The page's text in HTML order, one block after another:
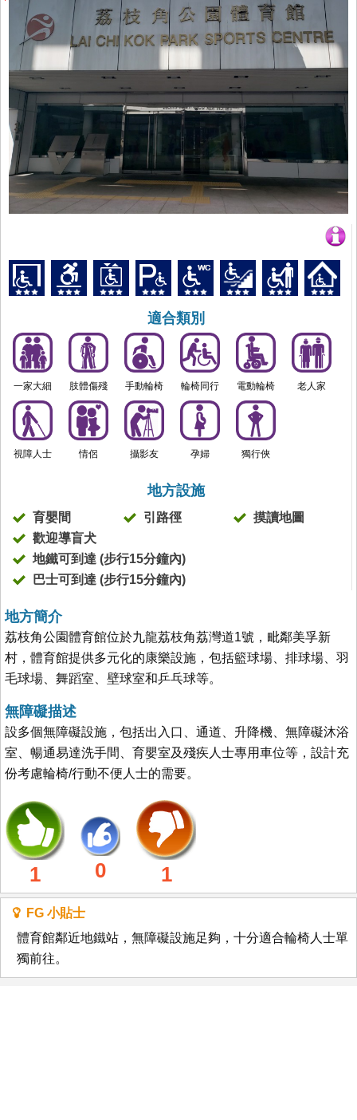
適合類別
一家大細 肢體傷殘 手動輪椅 輪椅同行 電動輪椅 老人家
視障人士 情侶 攝影友 孕婦 獨行俠
地方設施
育嬰間 引路徑
摸讀地圖
歡迎導盲犬
地鐵可到達 (步行15分鐘內)
巴士可到達 (步行15分鐘內)
地方簡介
荔枝角公園體育館位於九龍荔枝角荔灣道1號，毗鄰美孚新
村，體育館提供多元化的康樂設施，包括籃球場、排球場、羽
毛球場、舞蹈室、壁球室和乒乓球等。
無障礙描述
設多個無障礙設施，包括出入口、通道、升降機、無障礙沐浴
室、暢通易達洗手間、育嬰室及殘疾人士專用車位等，設計充
份考慮輪椅/行動不便人士的需要。
1 0 1
FG 小貼士
體育館鄰近地鐵站，無障礙設施足夠，十分適合輪椅人士單
獨前往。